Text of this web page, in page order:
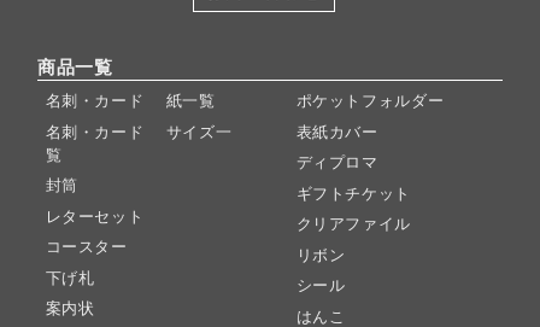
商品一覧
名刺・カード 紙一覧
名刺・カード サイズ一
覧
封筒
レターセット
コースター
下げ札
案内状
ポケットフォルダー
表紙カバー
ディプロマ
ギフトチケット
クリアファイル
リボン
シール
はんこ